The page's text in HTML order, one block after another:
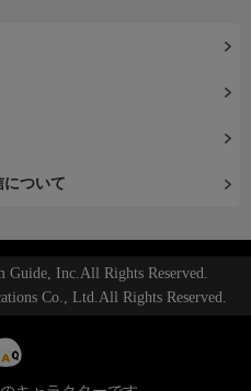
について
Inc.All Rights Reserved.
Co., Ltd.All Rights Reserved.